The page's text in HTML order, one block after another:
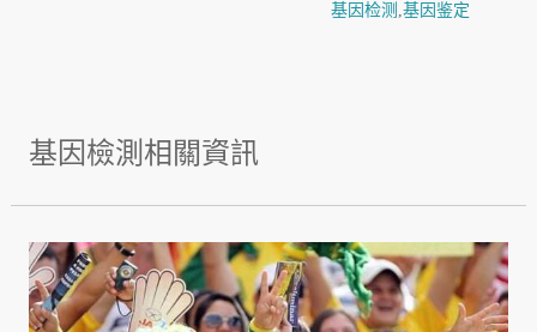
基因检测 ,基因鉴定
基因檢測相關資訊